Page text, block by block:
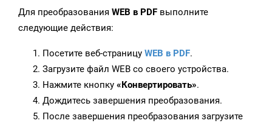
Для преобразования WEB в PDF выполните
следующие действия:
Посетите веб-страницу WEB в PDF.
Загрузите файл WEB со своего устройства.
Нажмите кнопку «Конвертировать».
Дождитесь завершения преобразования.
После завершения преобразования загрузите